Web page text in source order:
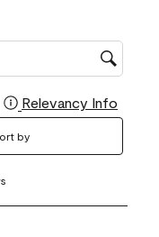
Relevancy Info
by